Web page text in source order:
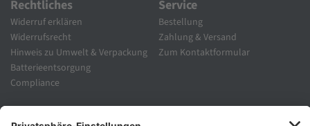
Rechtliches
Widerruf erklären
Widerrufsrecht
Hinweis zu Umwelt & Verpackung
Batterieentsorgung
Compliance
Service
Bestellung
Zahlung & Versand
Zum Kontaktformular